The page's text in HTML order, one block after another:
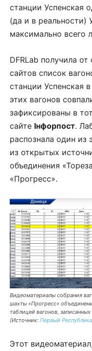
станции Успенская
(да и в реальности)
максимально всего
DFRLab получила
сайтов список
станции Успенская
этих вагонов
зафиксированы в
сайте Інфорпост.
распознала один из
из открытых
объединения
«Прогресс».
Видеоматериалы собрания
шахты «Прогресс»
таблицей вагонов,
(Источник: Первый
Этот